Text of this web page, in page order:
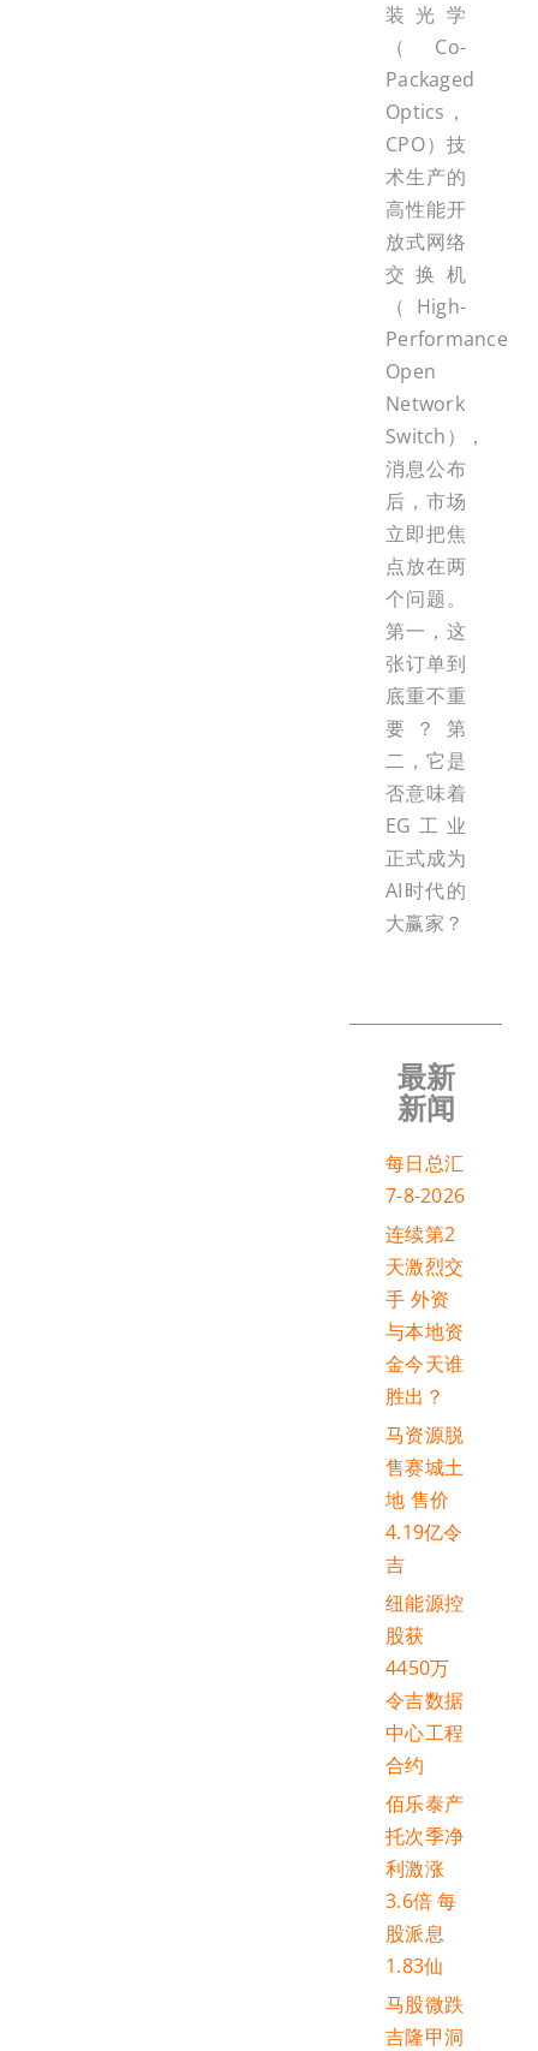
装光学
（Co-
Packaged
Optics，
CPO）技
术生产的
高性能开
放式网络
交换机
（High-
Performance
Open
Network
Switch），
消息公布
后，市场
立即把焦
点放在两
个问题。
第一，这
张订单到
底重不重
要？第
二，它是
否意味着
EG工业
正式成为
AI时代的
大赢家？
最新
新闻
每日总汇
7-8-2026
连续第2
天激烈交
手 外资
与本地资
金今天谁
胜出？
马资源脱
售赛城土
地 售价
4.19亿令
吉
纽能源控
股获
4450万
令吉数据
中心工程
合约
佰乐泰产
托次季净
利激涨
3.6倍 每
股派息
1.83仙
马股微跌
吉隆甲洞